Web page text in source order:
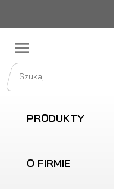

PRODUKTY
O FIRMIE